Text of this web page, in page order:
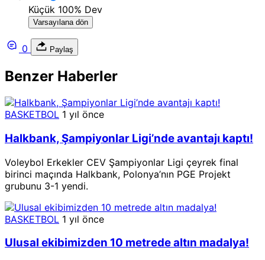
Küçük 100% Dev
Varsayılana dön
0 Paylaş
Benzer Haberler
BASKETBOL 1 yıl önce
Halkbank, Şampiyonlar Ligi’nde avantajı kaptı!
Voleybol Erkekler CEV Şampiyonlar Ligi çeyrek final
birinci maçında Halkbank, Polonya’nın PGE Projekt
grubunu 3-1 yendi.
BASKETBOL 1 yıl önce
Ulusal ekibimizden 10 metrede altın madalya!